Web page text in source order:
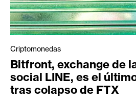
a
s
e
c
u
Criptomonedas
Bitfront, exchange de
social LINE, es el
tras colapso de FTX